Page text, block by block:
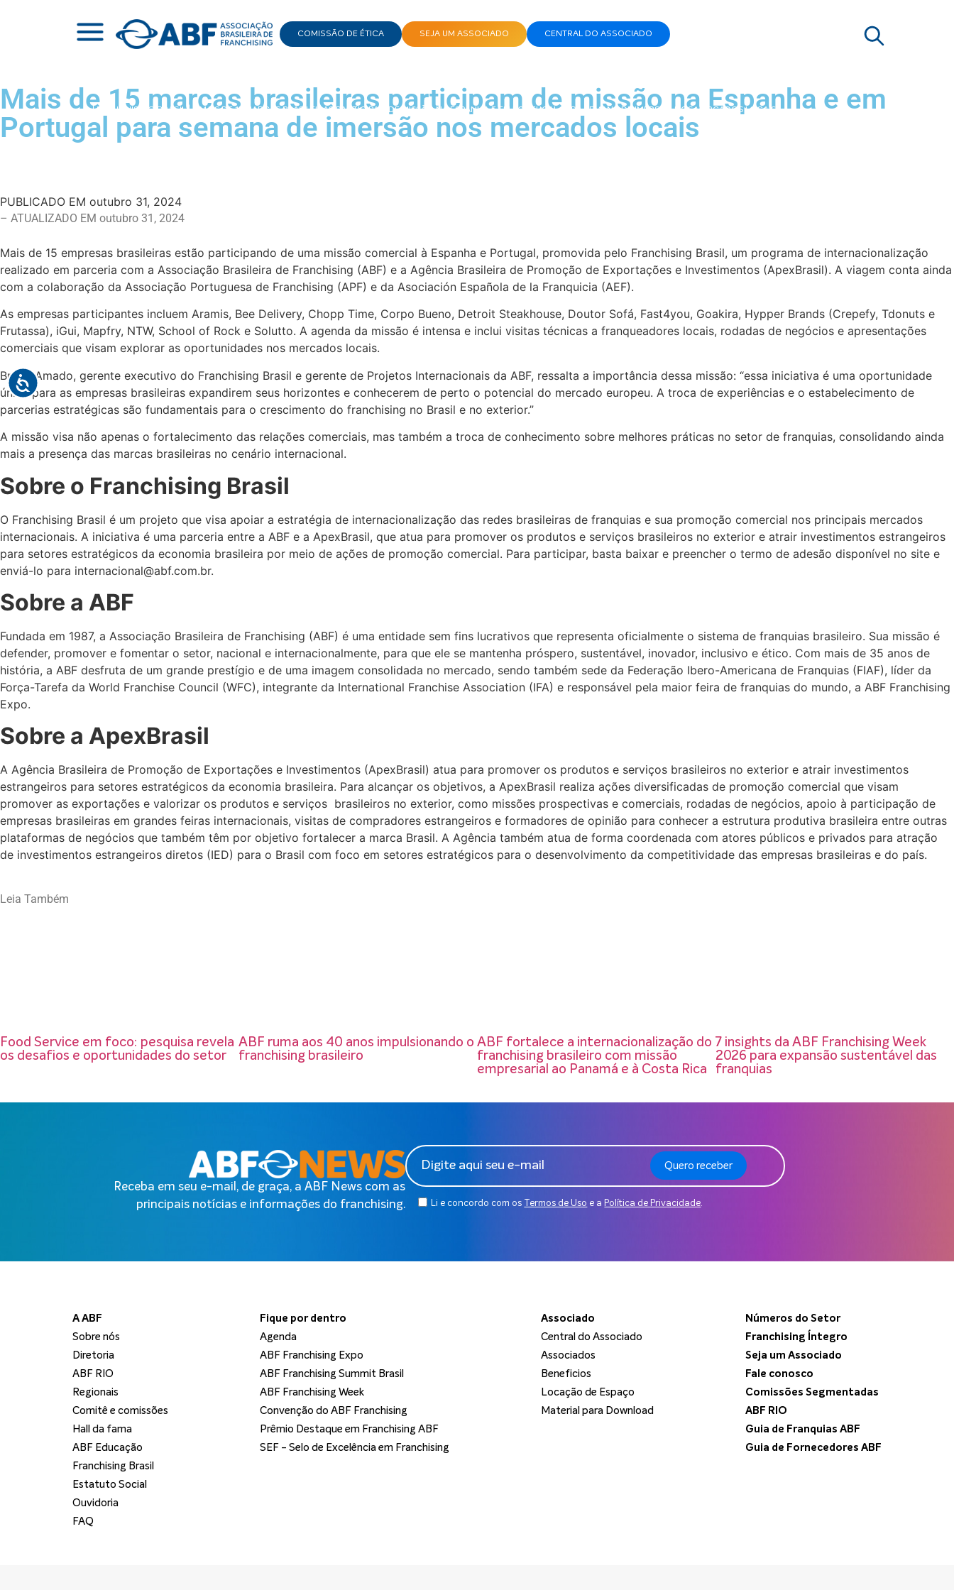
COMISSÃO DE ÉTICA SEJA UM ASSOCIADO CENTRAL DO ASSOCIADO
|FRANCHISING BRASIL| MAIS DE 15 MARCAS BRASILEIRAS PARTICIPAM DE MISSÃO NA ESPANHA E EM PORTUGAL PARA SEMANA DE IMERSÃO NOS MERCADOS LOCAIS
Mais de 15 marcas brasileiras participam de missão na Espanha e em
Portugal para semana de imersão nos mercados locais
PUBLICADO EM outubro 31, 2024
– ATUALIZADO EM outubro 31, 2024
Mais de 15 empresas brasileiras estão participando de uma missão comercial à Espanha e Portugal, promovida pelo Franchising Brasil, um programa de internacionalização
realizado em parceria com a Associação Brasileira de Franchising (ABF) e a Agência Brasileira de Promoção de Exportações e Investimentos (ApexBrasil). A viagem conta ainda
com a colaboração da Associação Portuguesa de Franchising (APF) e da Asociación Española de la Franquicia (AEF).
As empresas participantes incluem Aramis, Bee Delivery, Chopp Time, Corpo Bueno, Detroit Steakhouse, Doutor Sofá, Fast4you, Goakira, Hypper Brands (Crepefy, Tdonuts e
Frutassa), iGui, Mapfry, NTW, School of Rock e Solutto. A agenda da missão é intensa e inclui visitas técnicas a franqueadores locais, rodadas de negócios e apresentações
comerciais que visam explorar as oportunidades nos mercados locais.
Bruno Amado, gerente executivo do Franchising Brasil e gerente de Projetos Internacionais da ABF, ressalta a importância dessa missão: “essa iniciativa é uma oportunidade
única para as empresas brasileiras expandirem seus horizontes e conhecerem de perto o potencial do mercado europeu. A troca de experiências e o estabelecimento de
parcerias estratégicas são fundamentais para o crescimento do franchising no Brasil e no exterior.”
A missão visa não apenas o fortalecimento das relações comerciais, mas também a troca de conhecimento sobre melhores práticas no setor de franquias, consolidando ainda
mais a presença das marcas brasileiras no cenário internacional.
Sobre o Franchising Brasil
O Franchising Brasil é um projeto que visa apoiar a estratégia de internacionalização das redes brasileiras de franquias e sua promoção comercial nos principais mercados
internacionais. A iniciativa é uma parceria entre a ABF e a ApexBrasil, que atua para promover os produtos e serviços brasileiros no exterior e atrair investimentos estrangeiros
para setores estratégicos da economia brasileira por meio de ações de promoção comercial. Para participar, basta baixar e preencher o termo de adesão disponível no site e
enviá-lo para internacional@abf.com.br.
Sobre a ABF
Fundada em 1987, a Associação Brasileira de Franchising (ABF) é uma entidade sem fins lucrativos que representa oficialmente o sistema de franquias brasileiro. Sua missão é
defender, promover e fomentar o setor, nacional e internacionalmente, para que ele se mantenha próspero, sustentável, inovador, inclusivo e ético. Com mais de 35 anos de
história, a ABF desfruta de um grande prestígio e de uma imagem consolidada no mercado, sendo também sede da Federação Ibero-Americana de Franquias (FIAF), líder da
Força-Tarefa da World Franchise Council (WFC), integrante da International Franchise Association (IFA) e responsável pela maior feira de franquias do mundo, a ABF Franchising
Expo.
Sobre a ApexBrasil
A Agência Brasileira de Promoção de Exportações e Investimentos (ApexBrasil) atua para promover os produtos e serviços brasileiros no exterior e atrair investimentos
estrangeiros para setores estratégicos da economia brasileira. Para alcançar os objetivos, a ApexBrasil realiza ações diversificadas de promoção comercial que visam
promover as exportações e valorizar os produtos e serviços brasileiros no exterior, como missões prospectivas e comerciais, rodadas de negócios, apoio à participação de
empresas brasileiras em grandes feiras internacionais, visitas de compradores estrangeiros e formadores de opinião para conhecer a estrutura produtiva brasileira entre outras
plataformas de negócios que também têm por objetivo fortalecer a marca Brasil. A Agência também atua de forma coordenada com atores públicos e privados para atração
de investimentos estrangeiros diretos (IED) para o Brasil com foco em setores estratégicos para o desenvolvimento da competitividade das empresas brasileiras e do país.
Leia Também
Food Service em foco: pesquisa revela
os desafios e oportunidades do setor
ABF ruma aos 40 anos impulsionando o
franchising brasileiro
ABF fortalece a internacionalização do
franchising brasileiro com missão
empresarial ao Panamá e à Costa Rica
7 insights da ABF Franchising Week
2026 para expansão sustentável das
franquias
Receba em seu e-mail, de graça, a ABF News com as
principais notícias e informações do franchising.
Li e concordo com os Termos de Uso e a Política de Privacidade.
Quero receber
A ABF
Sobre nós
Diretoria
ABF RIO
Regionais
Comitê e comissões
Hall da fama
ABF Educação
Franchising Brasil
Estatuto Social
Ouvidoria
FAQ
Fique por dentro
Agenda
ABF Franchising Expo
ABF Franchising Summit Brasil
ABF Franchising Week
Convenção do ABF Franchising
Prêmio Destaque em Franchising ABF
SEF - Selo de Excelência em Franchising
Associado
Central do Associado
Associados
Beneficios
Locação de Espaço
Material para Download
Números do Setor
Franchising Íntegro
Seja um Associado
Fale conosco
Comissões Segmentadas
ABF RIO
Guia de Franquias ABF
Guia de Fornecedores ABF